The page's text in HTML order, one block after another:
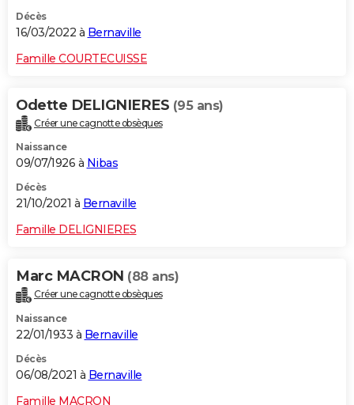
Décès
16/03/2022 à Bernaville
Famille COURTECUISSE
Odette DELIGNIERES (95 ans)
Créer une cagnotte obsèques
Naissance
09/07/1926 à Nibas
Décès
21/10/2021 à Bernaville
Famille DELIGNIERES
Marc MACRON (88 ans)
Créer une cagnotte obsèques
Naissance
22/01/1933 à Bernaville
Décès
06/08/2021 à Bernaville
Famille MACRON